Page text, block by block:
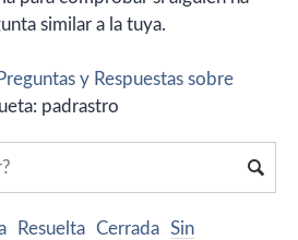
similar a la tuya.
y Respuestas sobre
padrastro
Resuelta Cerrada Sin